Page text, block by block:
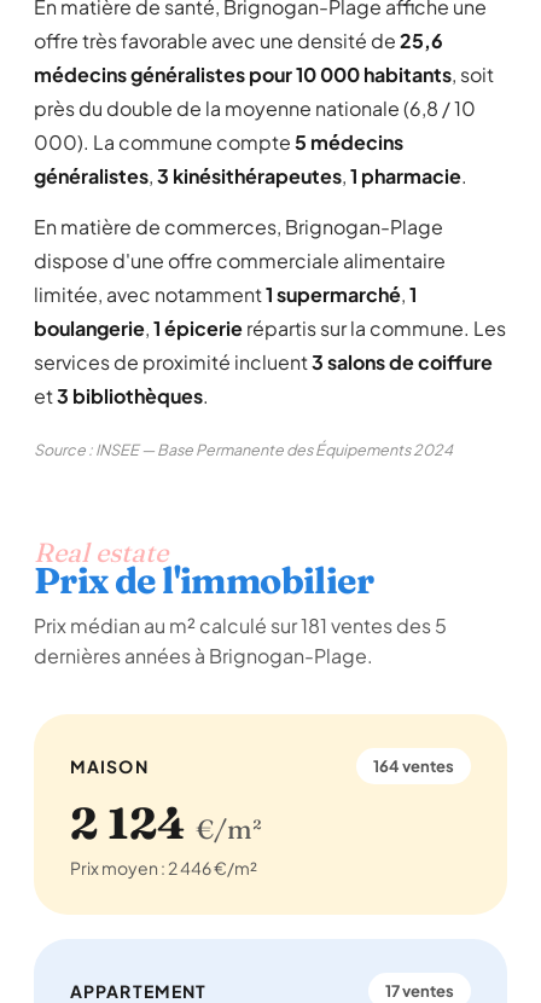
En matière de santé, Brignogan-Plage affiche une
offre très favorable avec une densité de25,6
médecins généralistes pour 10 000 habitants, soit
près du double de la moyenne nationale (6,8 / 10
000). La commune compte5 médecins
généralistes,3 kinésithérapeutes,1 pharmacie.
En matière de commerces, Brignogan-Plage
dispose d'une offre commerciale alimentaire
limitée, avec notamment1 supermarché,1
boulangerie,1 épicerierépartis sur la commune. Les
services de proximité incluent3 salons de coiffure
et3 bibliothèques.
Source : INSEE — Base Permanente des Équipements 2024
Real estate
Prix de l'immobilier
Prix médian au m² calculé sur 181 ventes des 5
dernières années à Brignogan-Plage.
MAISON 164 ventes
2 124 €/m²
Prix moyen : 2 446 €/m²
APPARTEMENT 17 ventes